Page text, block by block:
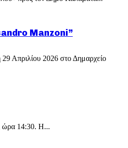
Manzoni”
Απριλίου 2026 στο Δημαρχείο
ώρα 14:30. Η...